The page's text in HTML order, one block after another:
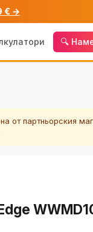
€ →
🔍
от партньорския